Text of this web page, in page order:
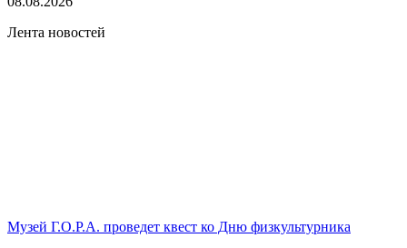
Лента новостей
Музей Г.О.Р.А. проведет квест ко Дню физкультурника